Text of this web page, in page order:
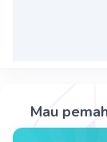
Syakura
Mau